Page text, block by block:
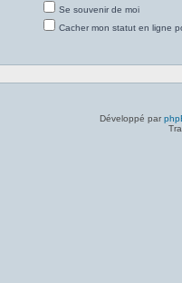
Se souvenir de moi
Cacher mon statut en ligne
Développé par